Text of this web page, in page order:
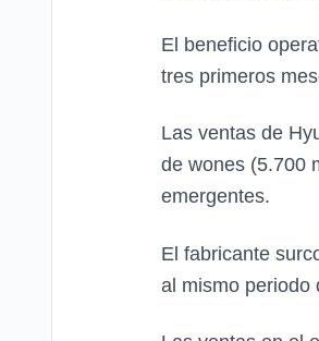
El beneficio
tres primeros
Las ventas de
de wones (5.700
emergentes.
El fabricante
al mismo periodo